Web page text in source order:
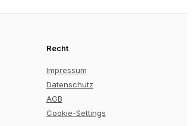
Recht
Impressum
Datenschutz
AGB
Cookie-Settings